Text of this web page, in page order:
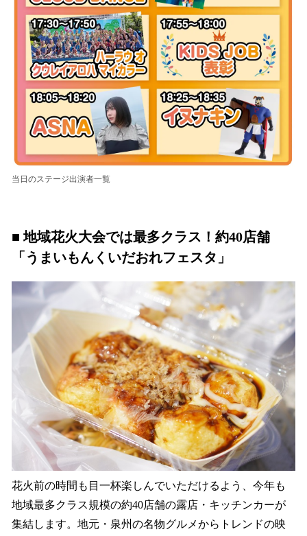
当日のステージ出演者一覧
■ 地域花火大会では最多クラス！約40店舗
「うまいもんくいだおれフェスタ」
花火前の時間も目一杯楽しんでいただけるよう、今年も
地域最多クラス規模の約40店舗の露店・キッチンカーが
集結します。地元・泉州の名物グルメからトレンドの映